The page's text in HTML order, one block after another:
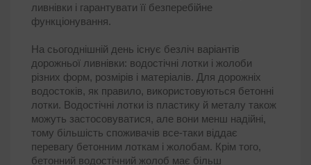
ливнівки і гарантувати її безперебійне
функціонування.
На сьогоднішній день існує безліч варіантів
дорожньої ливнівки: водостічні лотки і жолоби
різних форм, розмірів і матеріалів. Для дорожніх
водостоків, як правило, використовуються бетонні
лотки. Водостічні лотки із пластику й металу також
можуть застосовуватися, але вони менш надійні,
тому більшість споживачів все-таки віддає
перевагу бетонним лоткам і жолобам. Крім того,
бетонний водостічний жолоб має більш